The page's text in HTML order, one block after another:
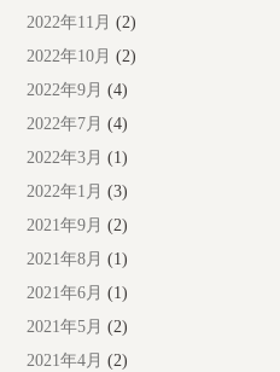
2022年11月 (2)
2022年10月 (2)
2022年9月 (4)
2022年7月 (4)
2022年3月 (1)
2022年1月 (3)
2021年9月 (2)
2021年8月 (1)
2021年6月 (1)
2021年5月 (2)
2021年4月 (2)